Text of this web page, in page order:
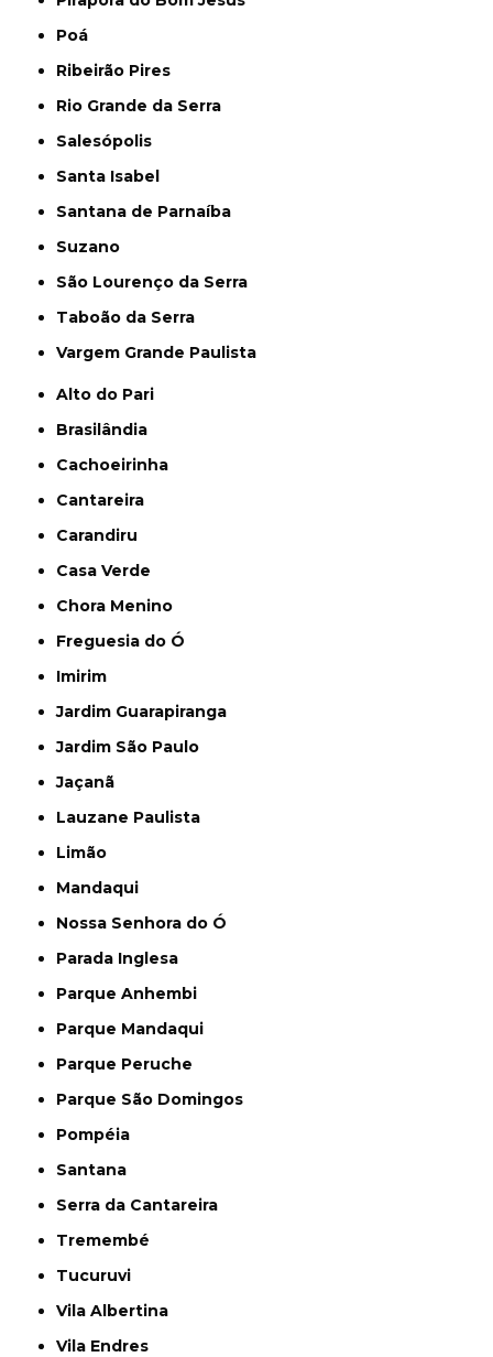
Poá
Ribeirão Pires
Rio Grande da Serra
Salesópolis
Santa Isabel
Santana de Parnaíba
Suzano
São Lourenço da Serra
Taboão da Serra
Vargem Grande Paulista
Alto do Pari
Brasilândia
Cachoeirinha
Cantareira
Carandiru
Casa Verde
Chora Menino
Freguesia do Ó
Imirim
Jardim Guarapiranga
Jardim São Paulo
Jaçanã
Lauzane Paulista
Limão
Mandaqui
Nossa Senhora do Ó
Parada Inglesa
Parque Anhembi
Parque Mandaqui
Parque Peruche
Parque São Domingos
Pompéia
Santana
Serra da Cantareira
Tremembé
Tucuruvi
Vila Albertina
Vila Endres